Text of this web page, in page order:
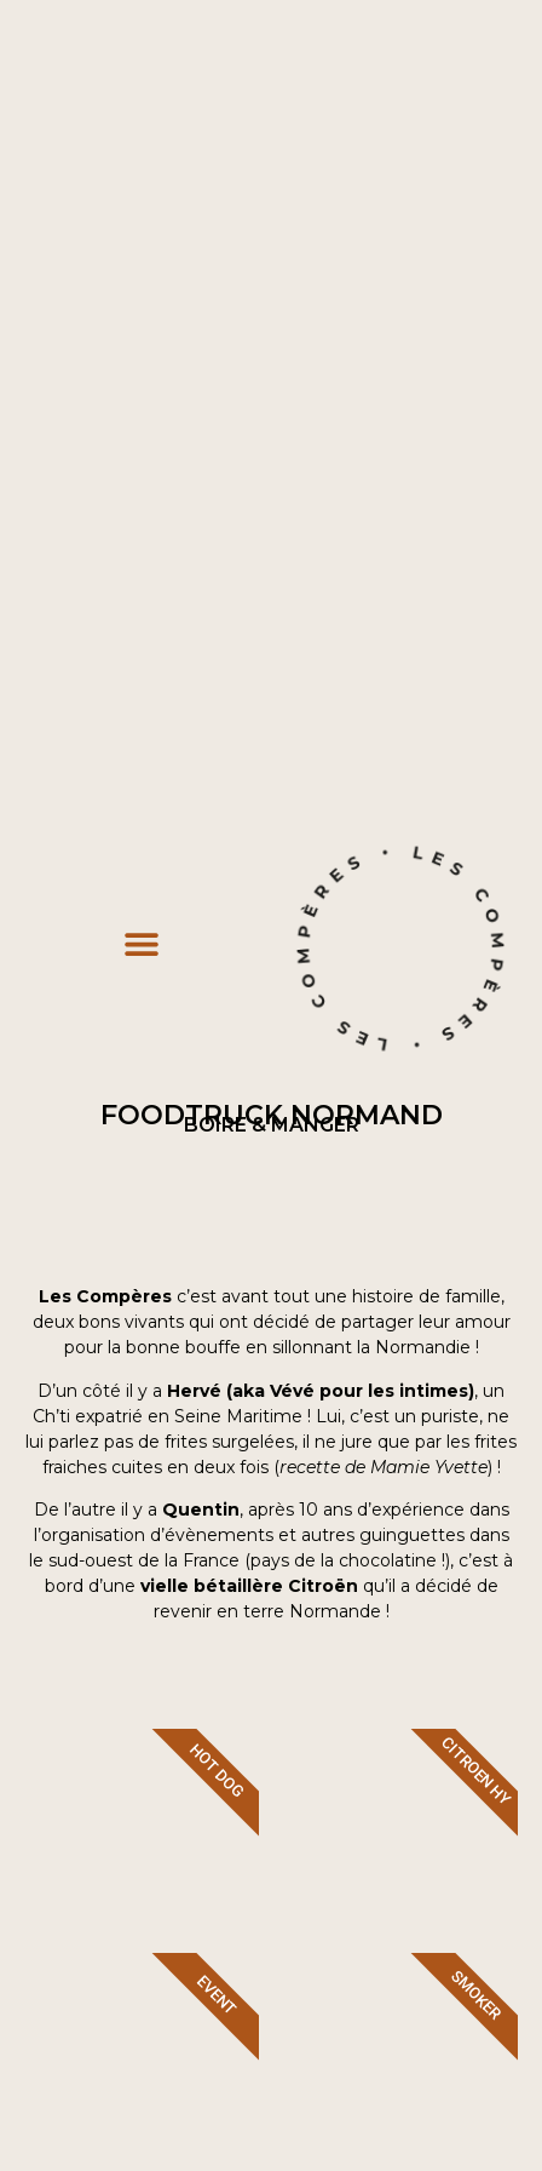
FOODTRUCK NORMAND
BOIRE & MANGER
Les Compèresc’est avant tout une histoire de famille,
deux bons vivants qui ont décidé de partager leur amour
pour la bonne bouffe en sillonnant la Normandie !
D’un côté il y a Hervé (aka Vévé pour les intimes), un
Ch’ti expatrié en Seine Maritime ! Lui, c’est un puriste, ne
lui parlez pas de frites surgelées, il ne jure que par les frites
fraiches cuites en deux fois (recette de Mamie Yvette) !
De l’autre il y a Quentin, après 10 ans d’expérience dans
l’organisation d’évènements et autres guinguettes dans
le sud-ouest de la France (pays de la chocolatine !), c’est à
bord d’une vielle bétaillère Citroën qu’il a décidé de
revenir en terre Normande !
HOT DOG CITROEN HY
EVENT SMOKER